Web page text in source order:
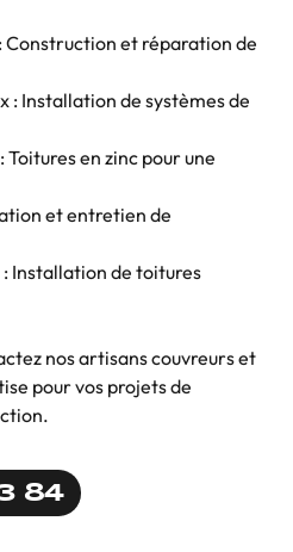
Construction et réparation de
: Installation de systèmes de
en zinc pour une
et entretien de
Installation de toitures
nos artisans couvreurs et
pour vos projets de
84